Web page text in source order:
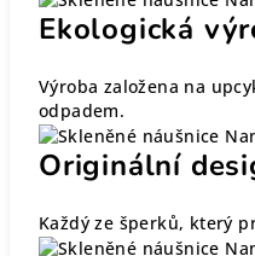
Ekologická
Výroba založena na
odpadem.
Originální
Každý ze šperků, který